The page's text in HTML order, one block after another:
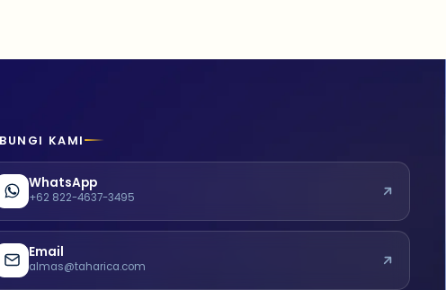
KAMI
WhatsApp
+62 822-4637-3495
Email
almas@taharica.com